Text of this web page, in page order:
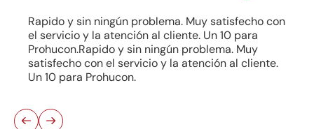
Rapido y sin ningún problema. Muy satisfecho con
el servicio y la atención al cliente. Un 10 para
Prohucon.Rapido y sin ningún problema. Muy
satisfecho con el servicio y la atención al cliente.
Un 10 para Prohucon.